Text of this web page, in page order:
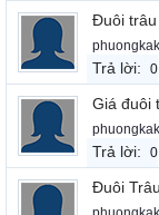
Đuôi trâu
Trả lời: 0
Giá đuôi
Trả lời: 0
Đuôi